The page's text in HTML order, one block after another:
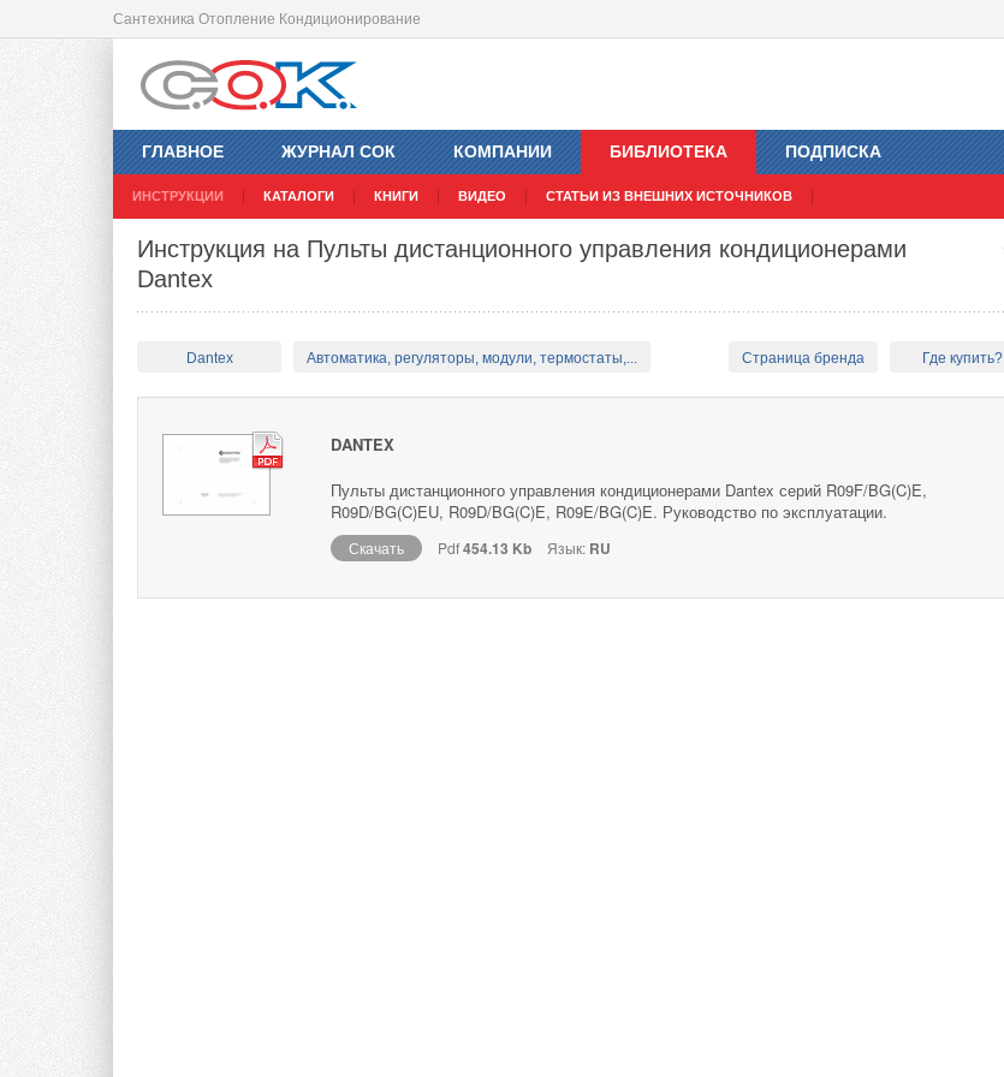
Сантехника Отопление Кондиционирование
ГЛАВНОЕ ЖУРНАЛ СОК КОМПАНИИ БИБЛИОТЕКА
ИНСТРУКЦИИ КАТАЛОГИ КНИГИ ВИДЕО СТАТЬИ ИЗ ВНЕШНИХ ИСТОЧНИКОВ
ПОДПИСКА
Инструкция на Пульты дистанционного управления кондиционерами
Dantex
Dantex Автоматика, регуляторы, модули, термостаты,... Страница бренда Где купить?
DANTEX
Пульты дистанционного управления кондиционерами Dantex серий R09F/BG(C)E,
R09D/BG(C)EU, R09D/BG(C)E, R09E/BG(C)E. Руководство по эксплуатации.
Скачать Pdf454.13 Kb Язык: RU